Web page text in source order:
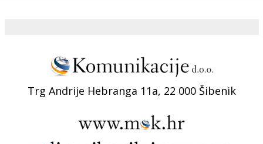
Trg Andrije Hebranga 11a, 22 000 Šibenik